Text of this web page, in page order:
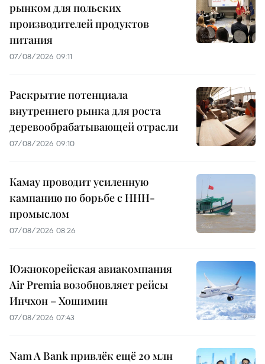
рынком для польских
производителей продуктов
питания
07/08/2026 09:11
Раскрытие потенциала
внутреннего рынка для роста
деревообрабатывающей отрасли
07/08/2026 09:10
Камау проводит усиленную
кампанию по борьбе с ННН-
промыслом
07/08/2026 08:26
Южнокорейская авиакомпания
Air Premia возобновляет рейсы
Инчхон – Хошимин
07/08/2026 07:43
Nam A Bank привлёк ещё 20 млн